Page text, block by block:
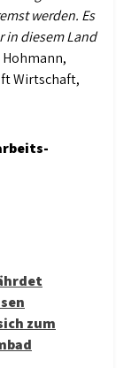
werden. Es
in diesem Land
Wirtschaft,
zum